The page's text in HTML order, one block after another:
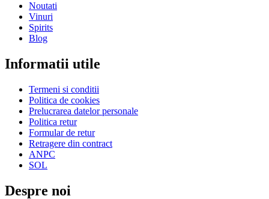
Noutati
Vinuri
Spirits
Blog
Informatii utile
Termeni si conditii
Politica de cookies
Prelucrarea datelor personale
Politica retur
Formular de retur
Retragere din contract
ANPC
SOL
Despre noi